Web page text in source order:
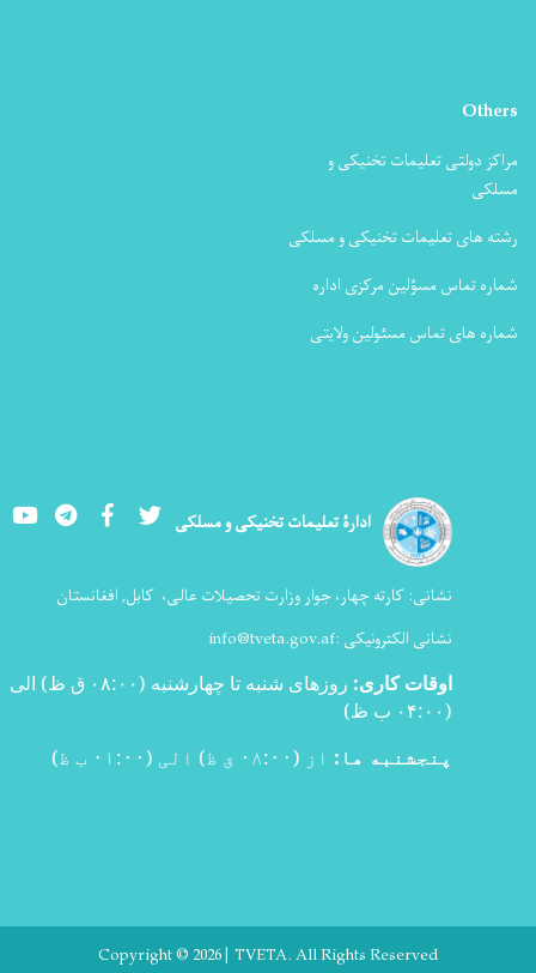
Others
مراکز دولتی تعلیمات تخنیکی و
مسلکی
رشته های تعلیمات تخنیکی و مسلکی
شماره تماس مسؤلین مرکزی اداره
شماره های تماس مسئولین ولایتی
ادارۀ تعلیمات تخنیکی و مسلکی YoutubeLinkedInFacebook Twitter
نشانی: کارته چهار، جوار وزارت تحصیلات عالی، کابل, افغانستان
نشانی الکترونیکی :info@tveta.gov.af
اوقات کاری:
روزهای شنبه تا چهارشنبه (۰۸:۰۰ ق ظ) الی
(۰۴:۰۰ ب ظ
)
پنجشنبه ها: از (۰۸:۰۰ ق ظ) الی (۰۱:۰۰ ب ظ)
Copyright © 2026 | TVETA. All Rights Reserved